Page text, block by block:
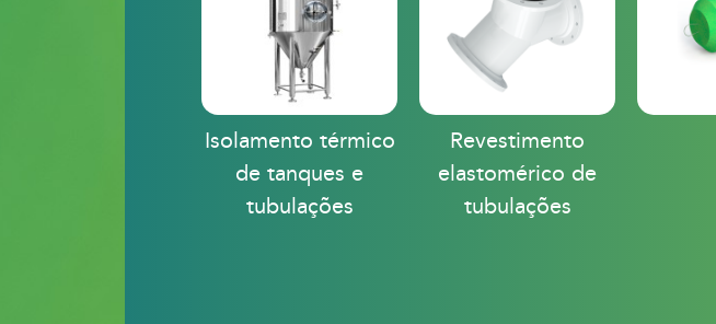
Isolamento térmico
de tanques e
tubulações
Revestimento
elastomérico de
tubulações